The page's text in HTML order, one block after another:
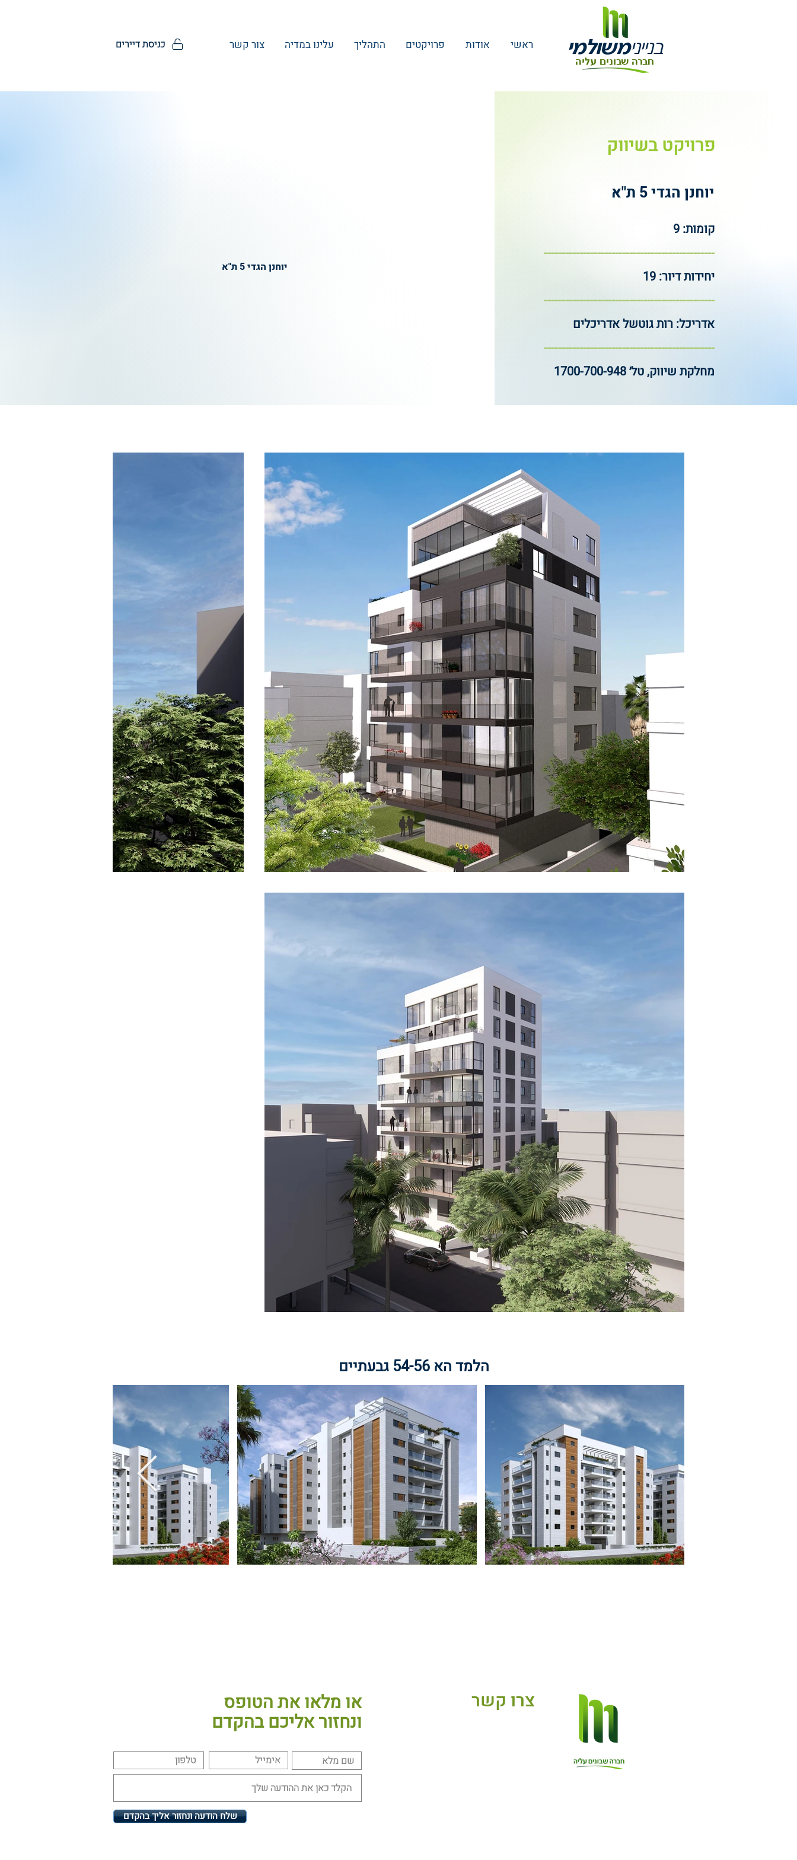
כניסת דיירים ראשי אודות פרויקטים התהליך עלינו במדיה צור קשר בניינימשולמי
חברה שבונים עליה
יוחנן הגדי 5 ת"א
פרויקט בשיווק
יוחנן הגדי 5 ת"א
קומות: 9
------------------------------------------------
יחידות דיור: 19
------------------------------------------------
אדריכל: רות גוטשל אדריכלים
----------------------------------
--------------
מחלקת שיווק, טל׳ 1700-700-948
הלמד הא 54-56 גבעתיים
או מלאו את הטופס
ונחזור אליכם בהקדם
צרו קשר
שלח הודעה ונחזור אליך בהקדם